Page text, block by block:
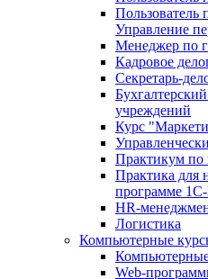
Пользователь
Управление
Менеджер по
Кадровое
Секретарь-
учреждений
Курс
Практикум по
Практика для
программе 1С-
HR-
Логистика
Компьютерные
Web-